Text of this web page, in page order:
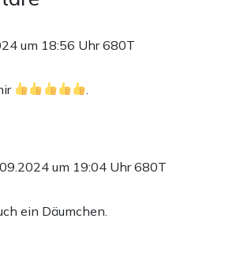
um 18:56 Uhr680T
um 19:04 Uhr680T
ein Däumchen.